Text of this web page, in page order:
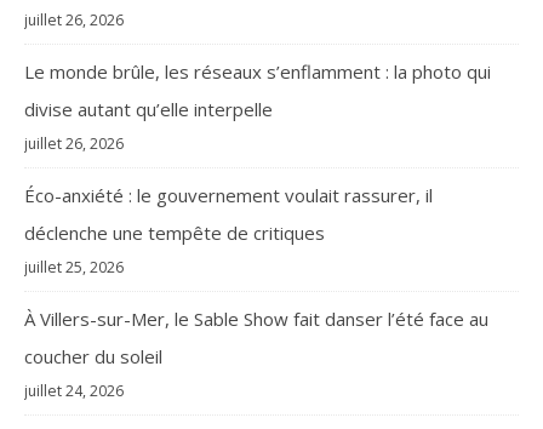
juillet 26, 2026
Le monde brûle, les réseaux s’enflamment : la photo qui
divise autant qu’elle interpelle
juillet 26, 2026
Éco-anxiété : le gouvernement voulait rassurer, il
déclenche une tempête de critiques
juillet 25, 2026
À Villers-sur-Mer, le Sable Show fait danser l’été face au
coucher du soleil
juillet 24, 2026